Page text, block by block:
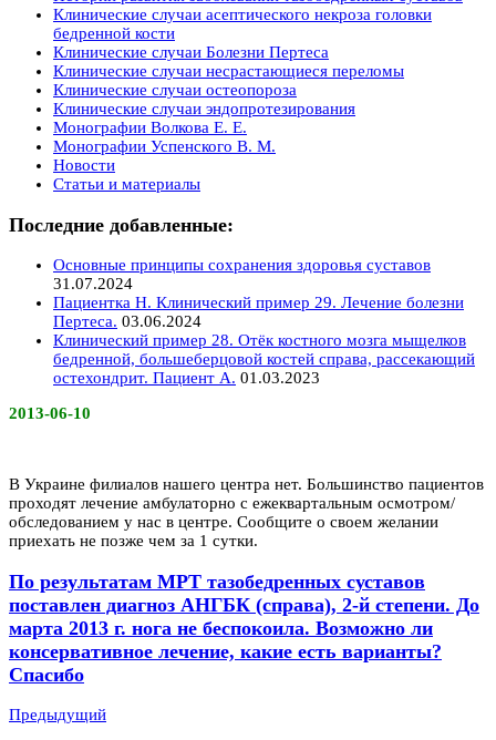
Клинические случаи асептического некроза головки
бедренной кости
Клинические случаи Болезни Пертеса
Клинические случаи несрастающиеся переломы
Клинические случаи остеопороза
Клинические случаи эндопротезирования
Монографии Волкова Е. Е.
Монографии Успенского В. М.
Новости
Статьи и материалы
Последние добавленные:
Основные принципы сохранения здоровья суставов
31.07.2024
Пациентка Н. Клинический пример 29. Лечение болезни
Пертеса. 03.06.2024
Клинический пример 28. Отёк костного мозга мыщелков
бедренной, большеберцовой костей справа, рассекающий
остехондрит. Пациент А. 01.03.2023
2013-06-10
В Украине филиалов нашего центра нет. Большинство пациентов
проходят лечение амбулаторно с ежеквартальным осмотром/
обследованием у нас в центре. Сообщите о своем желании
приехать не позже чем за 1 сутки.
По результатам МРТ тазобедренных суставов
поставлен диагноз АНГБК (справа), 2-й степени. До
марта 2013 г. нога не беспокоила. Возможно ли
консервативное лечение, какие есть варианты?
Спасибо
Предыдущий